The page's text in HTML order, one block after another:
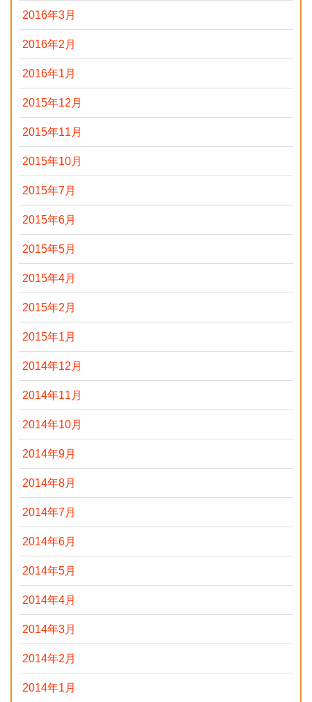
2016年3月
2016年2月
2016年1月
2015年12月
2015年11月
2015年10月
2015年7月
2015年6月
2015年5月
2015年4月
2015年2月
2015年1月
2014年12月
2014年11月
2014年10月
2014年9月
2014年8月
2014年7月
2014年6月
2014年5月
2014年4月
2014年3月
2014年2月
2014年1月